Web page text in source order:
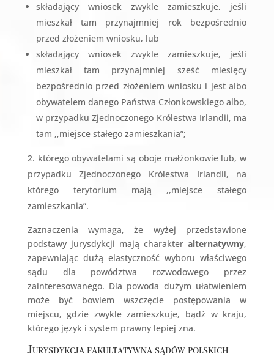
składający wniosek zwykle zamieszkuje, jeśli
mieszkał tam przynajmniej rok bezpośrednio
przed złożeniem wniosku, lub
składający wniosek zwykle zamieszkuje, jeśli
mieszkał tam przynajmniej sześć miesięcy
bezpośrednio przed złożeniem wniosku i jest albo
obywatelem danego Państwa Członkowskiego albo,
w przypadku Zjednoczonego Królestwa Irlandii, ma
tam ,,miejsce stałego zamieszkania”;
którego obywatelami są oboje małżonkowie lub, w
przypadku Zjednoczonego Królestwa Irlandii, na
którego terytorium mają ,,miejsce stałego
zamieszkania”.
Zaznaczenia wymaga, że wyżej przedstawione
podstawy jurysdykcji mają charakteralternatywny,
zapewniając dużą elastyczność wyboru właściwego
sądu dla powództwa rozwodowego przez
zainteresowanego. Dla powoda dużym ułatwieniem
może być bowiem wszczęcie postępowania w
miejscu, gdzie zwykle zamieszkuje, bądź w kraju,
którego język i system prawny lepiej zna.
Jurysdykcja fakultatywna sądów polskich